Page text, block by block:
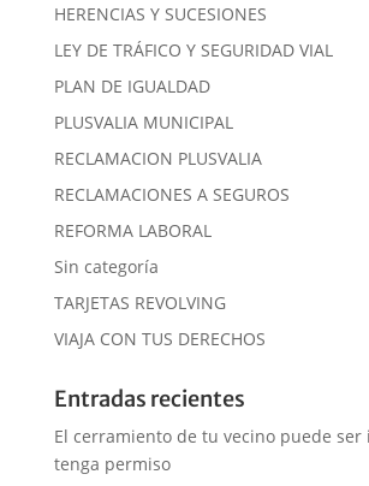
HERENCIAS Y SUCESIONES
LEY DE TRÁFICO Y SEGURIDAD VIAL
PLAN DE IGUALDAD
PLUSVALIA MUNICIPAL
RECLAMACION PLUSVALIA
RECLAMACIONES A SEGUROS
REFORMA LABORAL
Sin categoría
TARJETAS REVOLVING
VIAJA CON TUS DERECHOS
Entradas recientes
El cerramiento de tu vecino puede ser
tenga permiso